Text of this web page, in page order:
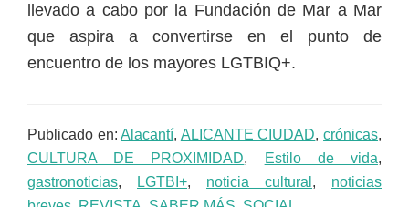
llevado a cabo por la Fundación de Mar a Mar
que aspira a convertirse en el punto de
encuentro de los mayores LGTBIQ+.
Publicado en:Alacantí, ALICANTE CIUDAD,crónicas,
CULTURA DE PROXIMIDAD, Estilo de vida,
gastronoticias, LGTBI+, noticia cultural , noticias